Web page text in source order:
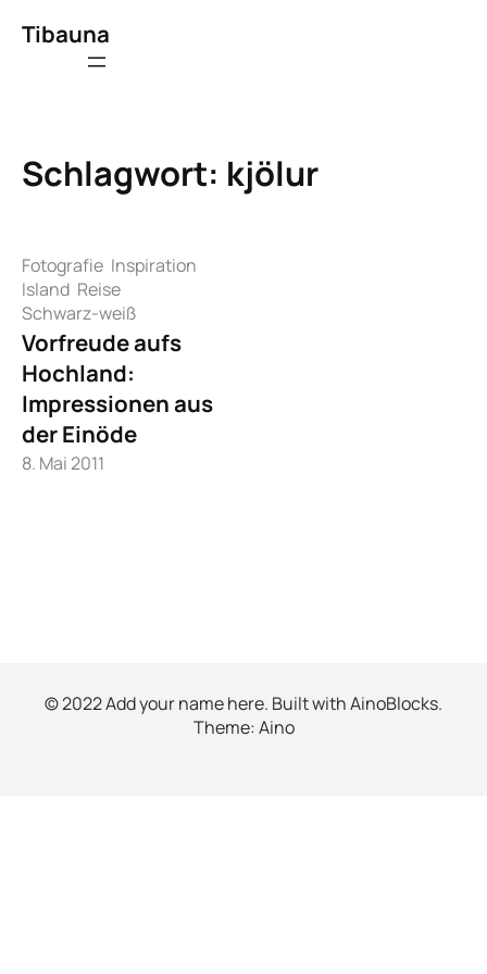
Inhalt
Tibauna
Schlagwort: kjölur
Fotografie Inspiration
Island Reise
Schwarz-weiß
Vorfreude aufs
Hochland:
Impressionen aus
der Einöde
8. Mai 2011
© 2022 Add your name here. Built withAinoBlocks.
Theme:Aino